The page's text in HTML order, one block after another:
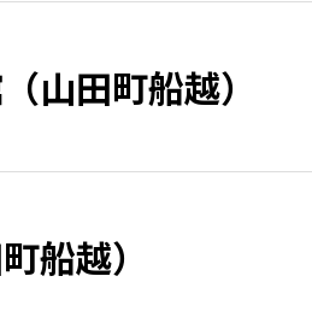
山田町船越）
船越）